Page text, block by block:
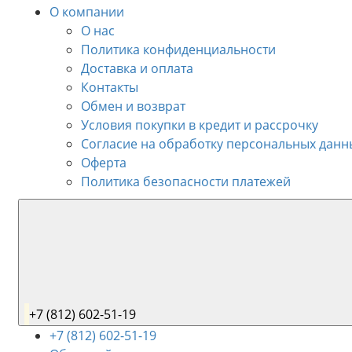
О компании
О нас
Политика конфиденциальности
Доставка и оплата
Контакты
Обмен и возврат
Условия покупки в кредит и рассрочку
Согласие на обработку персональных
Оферта
Политика безопасности платежей
+7 (812) 602-51-19
+7 (812) 602-51-19